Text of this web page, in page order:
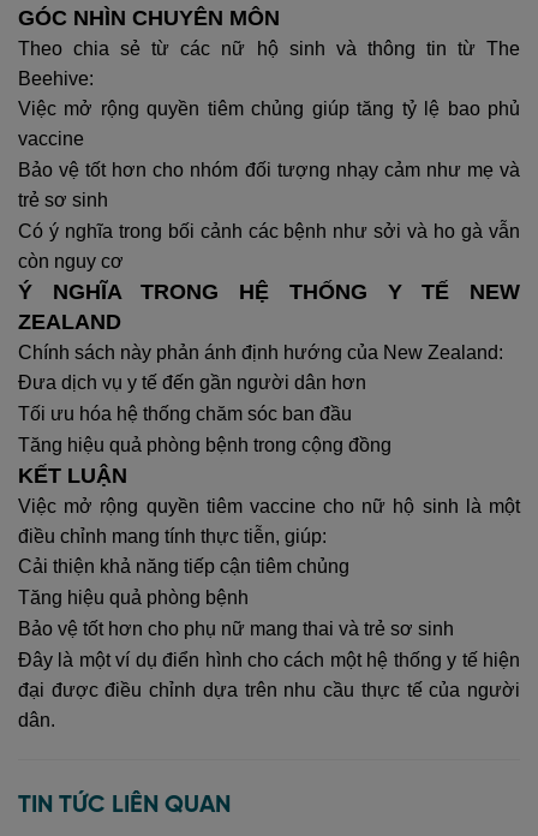
GÓC NHÌN CHUYÊN MÔN
Theo chia sẻ từ các nữ hộ sinh và thông tin từ The
Beehive:
Việc mở rộng quyền tiêm chủng giúp tăng tỷ lệ bao phủ
vaccine
Bảo vệ tốt hơn cho nhóm đối tượng nhạy cảm như mẹ và
trẻ sơ sinh
Có ý nghĩa trong bối cảnh các bệnh như sởi và ho gà vẫn
còn nguy cơ
Ý NGHĨA TRONG HỆ THỐNG Y TẾ NEW
ZEALAND
Chính sách này phản ánh định hướng của New Zealand:
Đưa dịch vụ y tế đến gần người dân hơn
Tối ưu hóa hệ thống chăm sóc ban đầu
Tăng hiệu quả phòng bệnh trong cộng đồng
KẾT LUẬN
Việc mở rộng quyền tiêm vaccine cho nữ hộ sinh là một
điều chỉnh mang tính thực tiễn, giúp:
Cải thiện khả năng tiếp cận tiêm chủng
Tăng hiệu quả phòng bệnh
Bảo vệ tốt hơn cho phụ nữ mang thai và trẻ sơ sinh
Đây là một ví dụ điển hình cho cách một hệ thống y tế hiện
đại được điều chỉnh dựa trên nhu cầu thực tế của người
dân.
TIN TỨC LIÊN QUAN